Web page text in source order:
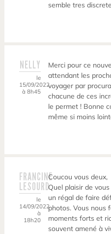
semble tres
NELLY
le
15/09/2022
à 8h45
Merci pour ce
attendant les
voyager par
chacune de ces
le permet ! Bonne
même si moins
FRANCINE
LESOURD
le
14/09/2022
à
18h20
Coucou vous deux,
Quel plaisir de
un régal de faire
photos. Vous nous
moments forts et
souvent amené à